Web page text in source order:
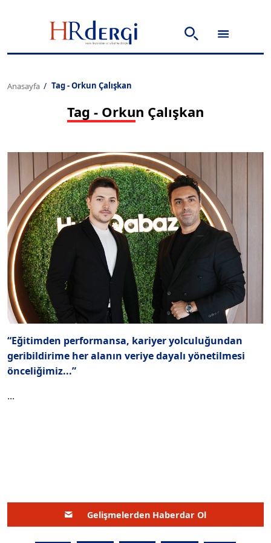
Anasayfa Tag - Orkun Çalışkan
Tag - Orkun Çalışkan
“Eğitimden performansa, kariyer yolculuğundan
geribildirime her alanın veriye dayalı yönetilmesi
önceliğimiz...”
...
Gelişmelerden Haberdar Ol